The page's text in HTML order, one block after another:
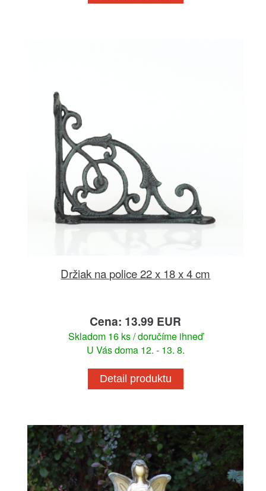
Držiak na police 22 x 18 x 4 cm
Cena: 13.99 EUR
Skladom 16 ks / doručíme ihneď
U Vás doma 12. - 13. 8.
Detail produktu